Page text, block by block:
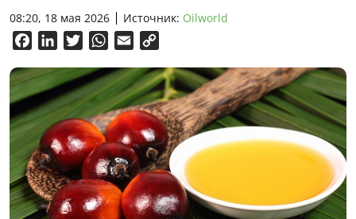
08:20, 18 мая 2026 Источник: Oilworld
FacebookLinkedInTwitterWhatsApp
Email